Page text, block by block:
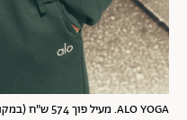
ALO YOGA. מעיל פוך 574 ש"ח (במקום 820 ש"ח) | צילום: יח"צ